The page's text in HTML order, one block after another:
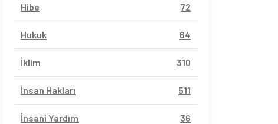
Hibe 72
Hukuk 64
İklim 310
İnsan Hakları 511
İnsani Yardım 36